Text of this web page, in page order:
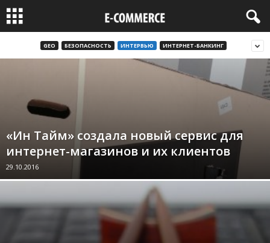
GEO БЕЗОПАСНОСТЬ ИНТЕРВЬЮ ИНТЕРНЕТ-БАНКИНГ
«Ин Тайм» создала новый сервис для
интернет-магазинов и их клиентов
29.10.2016